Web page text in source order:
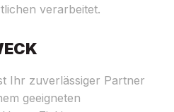
verarbeitet.
Ihr zuverlässiger Partner
geeigneten